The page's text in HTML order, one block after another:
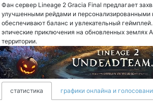
Фан сервер Lineage 2 Gracia Final предлагает
улучшенными рейдами и персонализированными
обеспечивают баланс и увлекательный
эпические приключения на обновленных землях
территории.
статистика графики онлайна и